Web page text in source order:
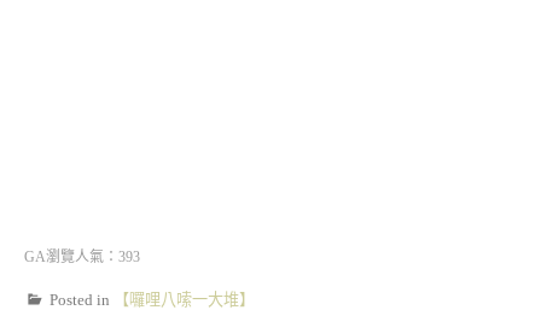
GA瀏覽人氣：393
Posted in 【囉哩八嗦一大堆】